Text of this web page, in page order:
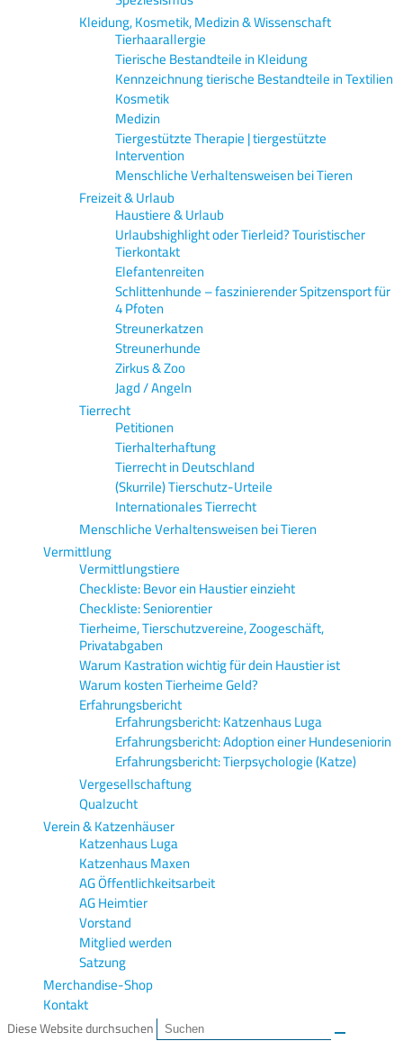
Kleidung, Kosmetik, Medizin & Wissenschaft
Tierhaarallergie
Tierische Bestandteile in Kleidung
Kennzeichnung tierische Bestandteile in Textilien
Kosmetik
Medizin
Tiergestützte Therapie | tiergestützte
Intervention
Menschliche Verhaltensweisen bei Tieren
Freizeit & Urlaub
Haustiere & Urlaub
Urlaubshighlight oder Tierleid? Touristischer
Tierkontakt
Elefantenreiten
Schlittenhunde – faszinierender Spitzensport für
4 Pfoten
Streunerkatzen
Streunerhunde
Zirkus & Zoo
Jagd / Angeln
Tierrecht
Petitionen
Tierhalterhaftung
Tierrecht in Deutschland
(Skurrile) Tierschutz-Urteile
Internationales Tierrecht
Menschliche Verhaltensweisen bei Tieren
Vermittlung
Vermittlungstiere
Checkliste: Bevor ein Haustier einzieht
Checkliste: Seniorentier
Tierheime, Tierschutzvereine, Zoogeschäft,
Privatabgaben
Warum Kastration wichtig für dein Haustier ist
Warum kosten Tierheime Geld?
Erfahrungsbericht
Erfahrungsbericht: Katzenhaus Luga
Erfahrungsbericht: Adoption einer Hundeseniorin
Erfahrungsbericht: Tierpsychologie (Katze)
Vergesellschaftung
Qualzucht
Verein & Katzenhäuser
Katzenhaus Luga
Katzenhaus Maxen
AG Öffentlichkeitsarbeit
AG Heimtier
Vorstand
Mitglied werden
Satzung
Merchandise-Shop
Kontakt
Diese Website durchsuchen